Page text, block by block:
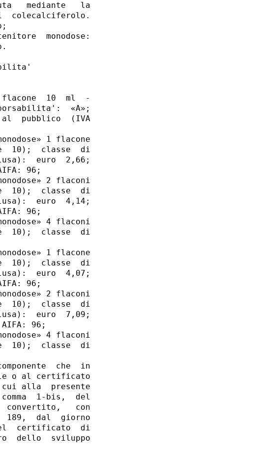
mediante   la
colecalciferolo.
monodose:
10  ml  -
«A»;
al  pubblico  (IVA
1 flacone
10);  classe  di
euro  2,66;
96;
2 flaconi
10);  classe  di
euro  4,14;
96;
4 flaconi
10);  classe  di
1 flacone
10);  classe  di
euro  4,07;
96;
2 flaconi
10);  classe  di
euro  7,09;
96;
4 flaconi
10);  classe  di
che  in
o al certificato
cui alla  presente
1-bis,  del
convertito,   con
189,  dal  giorno
certificato  di
dello  sviluppo